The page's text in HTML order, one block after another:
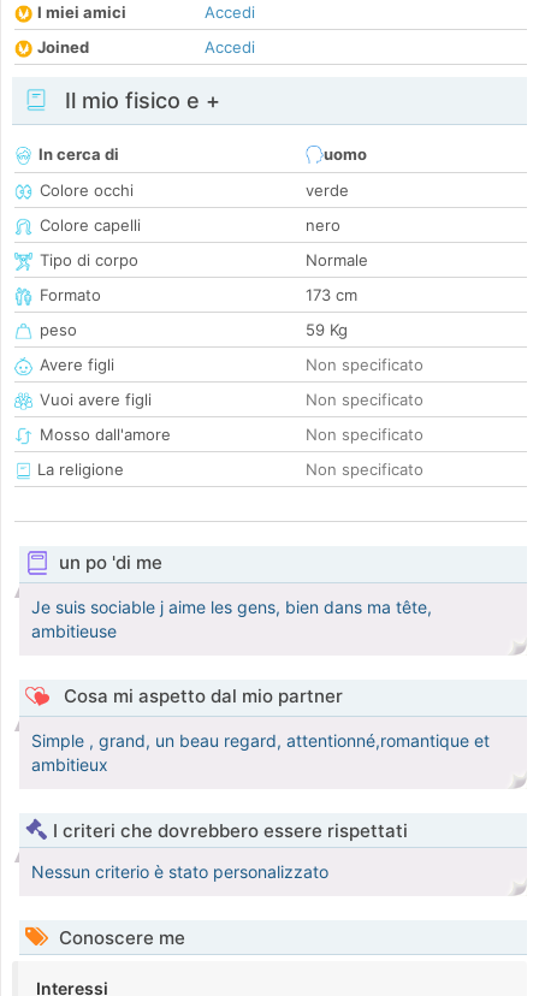
I miei amici
Accedi
Joined
Accedi
Il mio fisico e +
In cerca di
uomo
Colore occhi
verde
Colore capelli
nero
Tipo di corpo
Normale
Formato
173 cm
peso
59 Kg
Avere figli
Non specificato
Vuoi avere figli
Non specificato
Mosso dall'amore
Non specificato
La religione
Non specificato
un po 'di me
Je suis sociable j aime les gens, bien dans ma tête,
ambitieuse
Cosa mi aspetto dal mio partner
Simple , grand, un beau regard, attentionné,romantique et
ambitieux
I criteri che dovrebbero essere rispettati
Nessun criterio è stato personalizzato
Conoscere me
Interessi